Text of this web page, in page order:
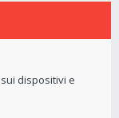
dispositivi e